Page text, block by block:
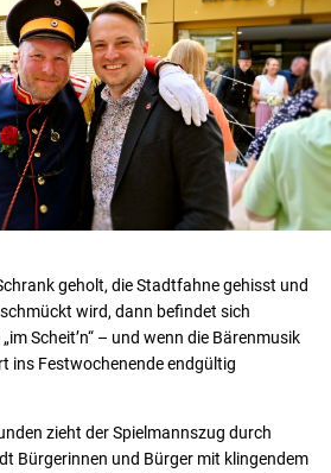
geholt, die Stadtfahne gehisst und
wird, dann befindet sich
Scheit’n“ – und wenn die Bärenmusik
ins Festwochenende endgültig
zieht der Spielmannszug durch
Bürgerinnen und Bürger mit klingendem